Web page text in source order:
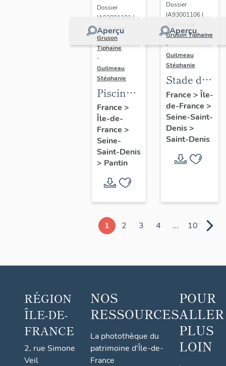
Aperçu
Dossier
IA93001101 |
Réalisé par
Gruson
Tiphaine
-
Guilmeau
Stéphanie
Piscine
Leclerc,
actuellement
piscine
Alice-
Milliat
France >
Île-de-
France >
Seine-
Saint-Denis
> Pantin
Aperçu
Dossier
IA93001106 |
Réalisé par
Gruson Tiphaine
-
Guilmeau
Stéphanie
Stade de
France
France > Île-
de-France >
Seine-Saint-
Denis>
Saint-Denis
1 2 3 4 ... 10
RÉGION
ÎLE-DE-
FRANCE
2, rue Simone
Veil
NOS
RESSOURCES
La photothèque du
patrimoine d'Île-de-
France
POUR
ALLER
PLUS
LOIN